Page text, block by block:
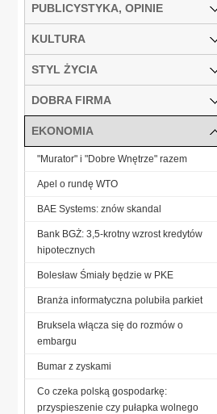
PUBLICYSTYKA, OPINIE
KULTURA
STYL ŻYCIA
DOBRA FIRMA
EKONOMIA
"Murator" i "Dobre Wnętrze" razem
Apel o rundę WTO
BAE Systems: znów skandal
Bank BGŻ: 3,5-krotny wzrost kredytów
hipotecznych
Bolesław Śmiały będzie w PKE
Branża informatyczna polubiła parkiet
Bruksela włącza się do rozmów o
embargu
Bumar z zyskami
Co czeka polską gospodarkę:
przyspieszenie czy pułapka wolnego